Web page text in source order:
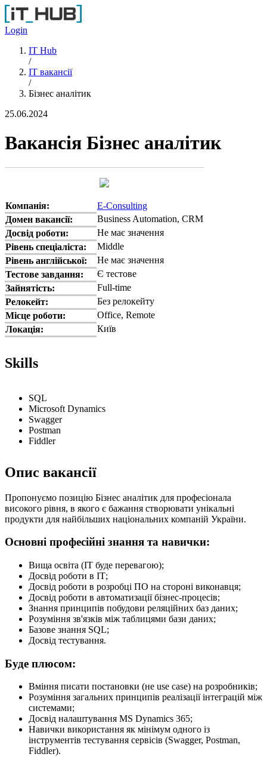
Перейти до основного вмісту
Login
IT Hub
/
IT вакансії
/
Бізнес аналітик
25.06.2024
Вакансія Бізнес аналітик
Компанія:
E-Consulting
Домен вакансії:
Business Automation, CRM
Досвід роботи:
Не має значення
Рівень спеціаліста:
Middle
Рівень англійської:
Не має значення
Тестове завдання:
Є тестове
Зайнятість:
Full-time
Релокейт:
Без релокейту
Місце роботи:
Office, Remote
Локація:
Київ
Skills
SQL
Microsoft Dynamics
Swagger
Postman
Fiddler
Опис вакансії
Пропонуємо позицію Бізнес аналітик для професіонала
високого рівня, в якого є бажання створювати унікальні
продукти для найбільших національних компаній України.
Основні професійні знання та навички:
Вища освіта (IT буде перевагою);
Досвід роботи в ІТ;
Досвід роботи в розробці ПО на стороні виконавця;
Досвід роботи в автоматизації бізнес-процесів;
Знання принципів побудови реляційних баз даних;
Розуміння зв'язків між таблицями бази даних;
Базове знання SQL;
Досвід тестування.
Буде плюсом:
Вміння писати постановки (не use case) на розробників;
Розуміння загальних принципів реалізації інтеграцій між
системами;
Досвід налаштування MS Dynamics 365;
Навички використання як мінімум одного із
інструментів тестування сервісів (Swagger, Postman,
Fiddler).